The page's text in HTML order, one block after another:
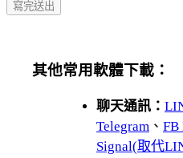
其他常用軟體下載：
聊天通訊：
Telegram 、 FB
Signal(取代